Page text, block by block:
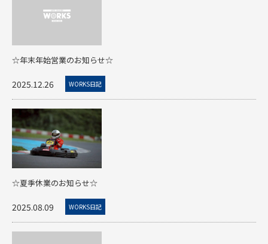
☆年末年始営業のお知らせ☆
2025.12.26 WORKS日記
☆夏季休業のお知らせ☆
2025.08.09 WORKS日記